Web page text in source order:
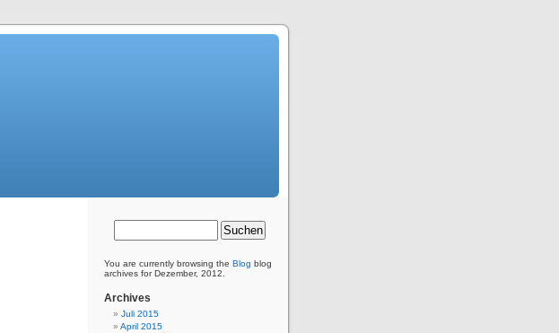
You are currently browsing the Blog blog
archives for Dezember, 2012.
Archives
Juli 2015
April 2015